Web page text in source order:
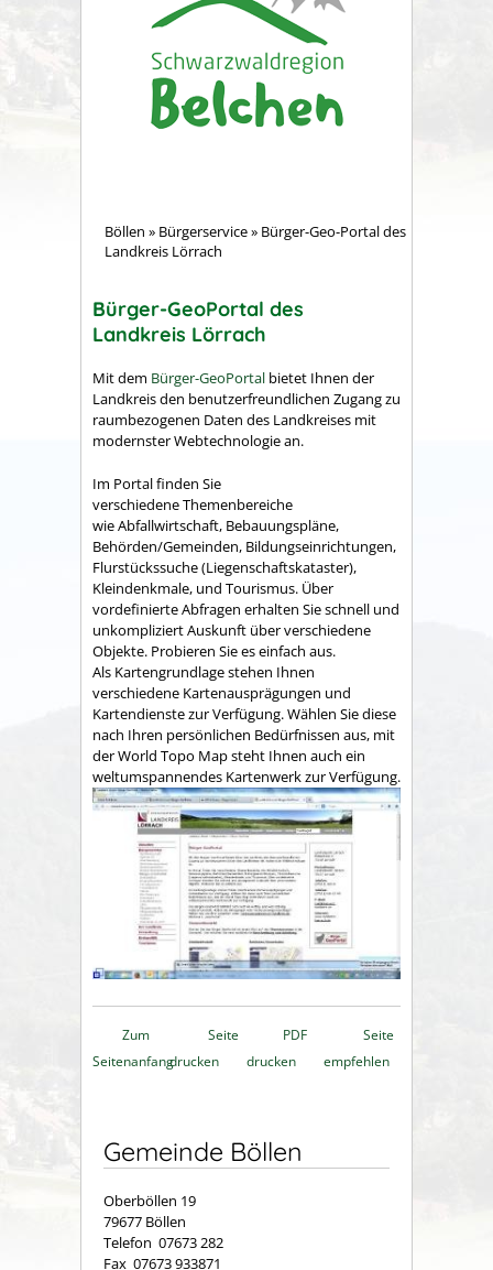
Böllen » Bürgerservice» Bürger-Geo-Portal des
Landkreis Lörrach
Bürger-GeoPortal des
Landkreis Lörrach
Mit dem Bürger-GeoPortal bietet Ihnen der
Landkreis den benutzerfreundlichen Zugang zu
raumbezogenen Daten des Landkreises mit
modernster Webtechnologie an.
Im Portal finden Sie
verschiedene Themenbereiche
wie Abfallwirtschaft, Bebauungspläne,
Behörden/Gemeinden, Bildungseinrichtungen,
Flurstückssuche (Liegenschaftskataster),
Kleindenkmale, und Tourismus. Über
vordefinierte Abfragen erhalten Sie schnell und
unkompliziert Auskunft über verschiedene
Objekte. Probieren Sie es einfach aus.
Als Kartengrundlage stehen Ihnen
verschiedene Kartenausprägungen und
Kartendienste zur Verfügung. Wählen Sie diese
nach Ihren persönlichen Bedürfnissen aus, mit
der World Topo Map steht Ihnen auch ein
weltumspannendes Kartenwerk zur Verfügung.
Zum
Seitenanfang
Seite
drucken
PDF
drucken
Seite
empfehlen
Gemeinde Böllen
Oberböllen 19
79677 Böllen
Telefon 07673 282
Fax 07673 933871